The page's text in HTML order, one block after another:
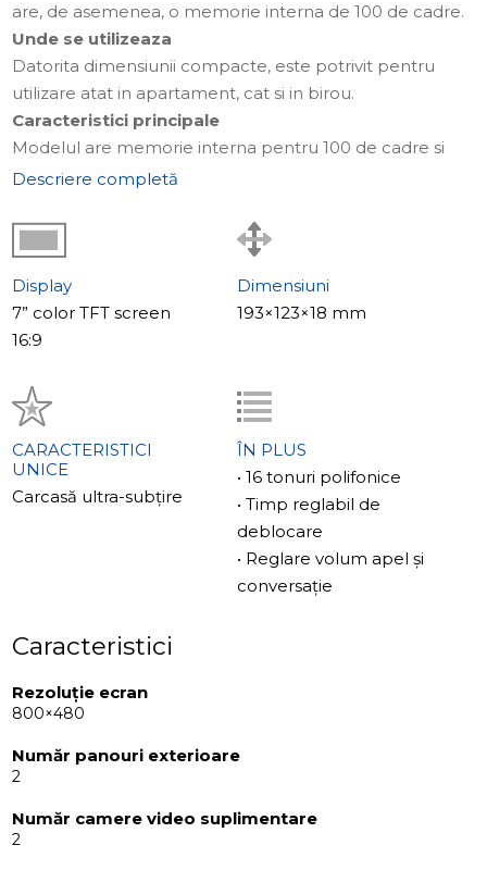
are, de asemenea, o memorie interna de 100 de cadre.
Unde se utilizeaza
Datorita dimensiunii compacte, este potrivit pentru
utilizare atat in apartament, cat si in birou.
Caracteristici principale
Modelul are memorie interna pentru 100 de cadre si
card de memorie externa microSD de pana la 32GB.
intuitive. SM-07M are un ecran LCD de 7 inci cu
rezolutie 800×480 pixeli.
Compatibilitate
SM-07M este compatibil cu aproape toate panourile
exterioare analogice care suporta standardele
Descriere completă
Display
7” color TFT screen
16:9
Dimensiuni
193×123×18 mm
CARACTERISTICI
UNICE
Carcasă ultra-subțire
ÎN PLUS
• 16 tonuri polifonice
• Timp reglabil de
deblocare
• Reglare volum apel și
conversație
Caracteristici
Rezoluție ecran
800×480
Număr panouri exterioare
2
Număr camere video suplimentare
2